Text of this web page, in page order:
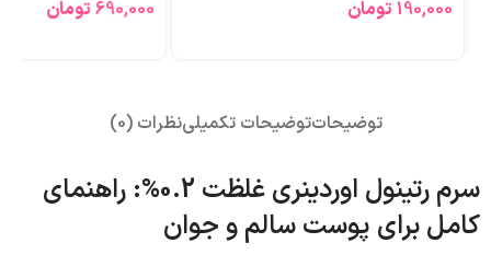
190,000 تومان 690,000 تومان
توضیحاتتوضیحات تکمیلینظرات (0)
سرم رتینول اوردینری غلظت 0.2%: راهنمای
کامل برای پوست سالم و جوان